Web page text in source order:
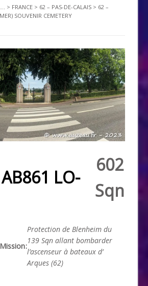
> FRANCE > 62 – PAS-DE-CALAIS > 62 –
SOUVENIR CEMETERY
LO-
602
Sqn
Mission:
Protection de Blenheim du
139 Sqn allant bombarder
l’ascenseur à bateaux d’
Arques (62)